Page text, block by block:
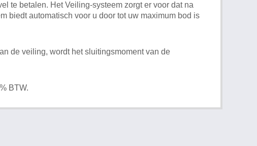
te betalen. Het Veiling-systeem zorgt er voor dat na
biedt automatisch voor u door tot uw maximum bod is
de veiling, wordt het sluitingsmoment van de
BTW.